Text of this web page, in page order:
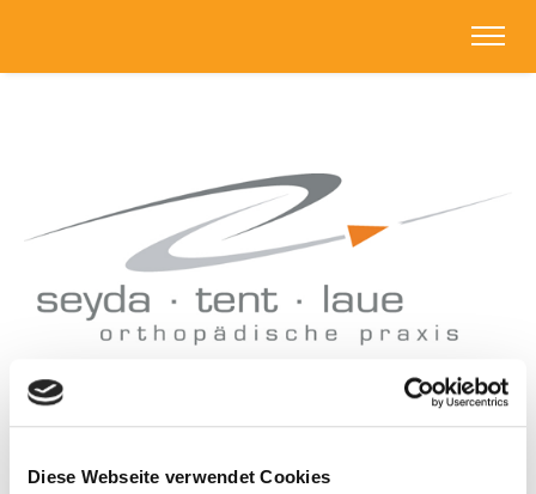
Diese Webseite verwendet Cookies
OP-Centrum